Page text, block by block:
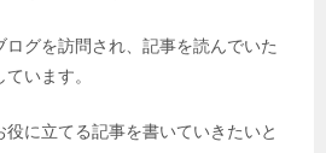
グを訪問され、記事を読んでいた
います。
に立てる記事を書いていきたいと